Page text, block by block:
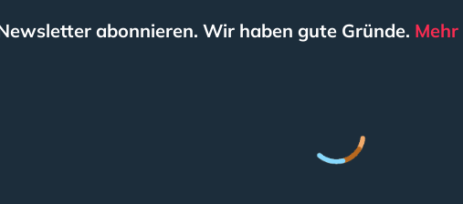
abonnieren. Wir haben gute Gründe. Mehr